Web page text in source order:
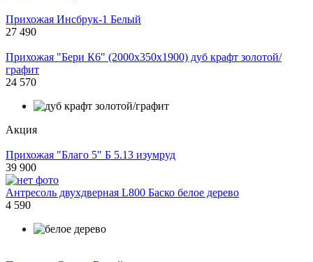
Прихожая Инсбрук-1 Белый
27 490
Прихожая "Бери К6" (2000х350х1900) дуб крафт золотой/
графит
24 570
Акция
Прихожая "Благо 5" Б 5.13 изумруд
39 900
Антресоль двухдверная L800 Баско белое дерево
4 590